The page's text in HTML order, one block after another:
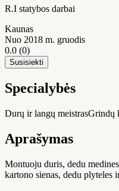
R.I statybos darbai
Kaunas
Nuo 2018 m. gruodis
0.0 (0)
Susisiekti
Specialybės
Durų ir langų meistrasGrindų
Aprašymas
Montuoju duris, dedu
kartono sienas, dedu plyteles